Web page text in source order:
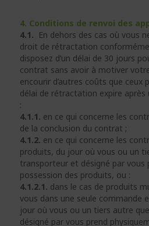
4. Conditions de renvoi des
4.1. En dehors des cas où vous
droit de rétractation
disposez d’un délai de 30 jours
contrat sans avoir à motiver
encourir d’autres coûts que ceux
délai de rétractation expire après
:
4.1.1. en ce qui concerne les
de la conclusion du contrat ;
4.1.2. en ce qui concerne les
produits, du jour où vous ou un
transporteur et désigné par vous
possession des produits, ou :
4.1.2.1. dans le cas de produits
vous dans une seule commande
jour où vous ou un tiers autre
désigné par vous prend